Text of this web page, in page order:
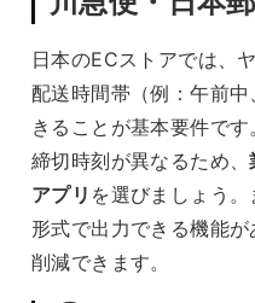
日本のECストアでは、
配送時間帯（例：午前
きることが基本要件で
締切時刻が異なるため、
アプリ を選びましょう
形式で出力できる機能
削減できます。